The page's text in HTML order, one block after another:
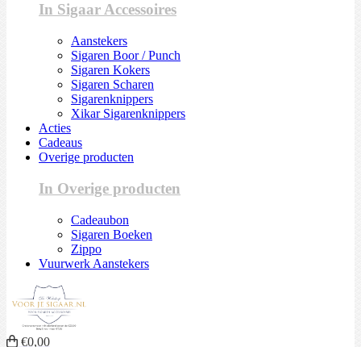
In Sigaar Accessoires
Aanstekers
Sigaren Boor / Punch
Sigaren Kokers
Sigaren Scharen
Sigarenknippers
Xikar Sigarenknippers
Acties
Cadeaus
Overige producten
In Overige producten
Cadeaubon
Sigaren Boeken
Zippo
Vuurwerk Aanstekers
€0,00